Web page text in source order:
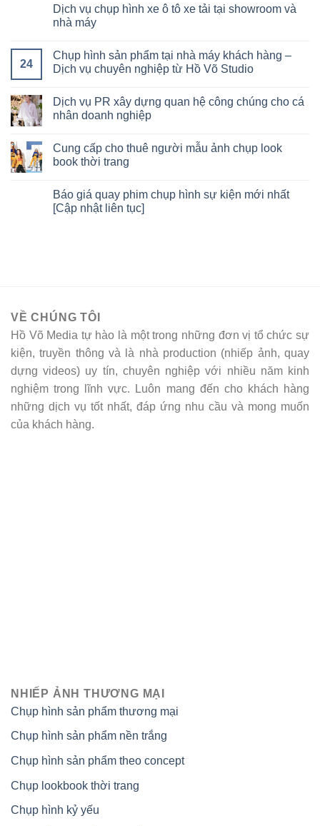
Dịch vụ chụp hình xe ô tô xe tải tại showroom và
nhà máy
24
Chụp hình sản phẩm tại nhà máy khách hàng –
Dịch vụ chuyên nghiệp từ Hồ Võ Studio
Dịch vụ PR xây dựng quan hệ công chúng cho cá
nhân doanh nghiệp
Cung cấp cho thuê người mẫu ảnh chụp look
book thời trang
Báo giá quay phim chụp hình sự kiện mới nhất
[Cập nhật liên tục]
VỀ CHÚNG TÔI
Hồ Võ Media tự hào là một trong những đơn vị tổ chức sự
kiện, truyền thông và là nhà production (nhiếp ảnh, quay
dựng videos) uy tín, chuyên nghiệp với nhiều năm kinh
nghiệm trong lĩnh vực. Luôn mang đến cho khách hàng
những dịch vụ tốt nhất, đáp ứng nhu cầu và mong muốn
của khách hàng.
NHIẾP ẢNH THƯƠNG MẠI
Chụp hình sản phẩm thương mại
Chụp hình sản phẩm nền trắng
Chụp hình sản phẩm theo concept
Chụp lookbook thời trang
Chụp hình kỷ yếu